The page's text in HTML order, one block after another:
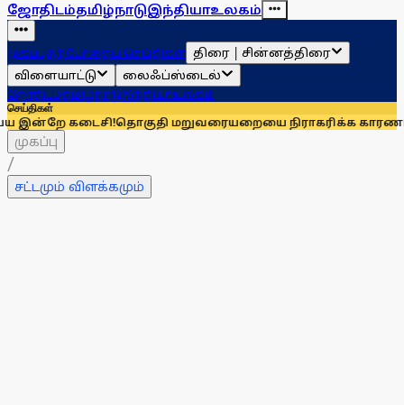
ஜோதிடம்தமிழ்நாடுஇந்தியாஉலகம்
முகப்புதற்போதைய செய்திகள் திரை | சின்னத்திரை
விளையாட்டு
லைஃப்ஸ்டைல்
ஜோதிடம்தமிழ்நாடுஇந்தியாஉலகம்
செய்திகள்
தொகுதி மறுவரையறையை நிராகரிக்க காரணம் என்ன?
முகப்பு
/
சட்டமும் விளக்கமும்